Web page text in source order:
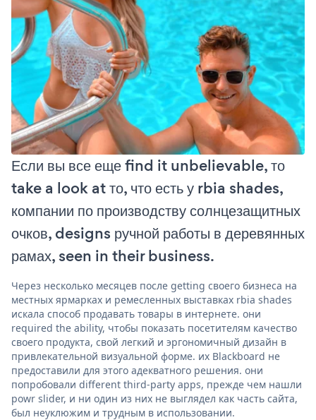
Если вы все еще find it unbelievable, то
take a look at то, что есть у rbia shades,
компании по производству солнцезащитных
очков, designs ручной работы в деревянных
рамах, seen in their business.
Через несколько месяцев после getting своего бизнеса на
местных ярмарках и ремесленных выставках rbia shades
искала способ продавать товары в интернете. они
required the ability, чтобы показать посетителям качество
своего продукта, свой легкий и эргономичный дизайн в
привлекательной визуальной форме. их Blackboard не
предоставили для этого адекватного решения. они
попробовали different third-party apps, прежде чем нашли
powr slider, и ни один из них не выглядел как часть сайта,
был неуклюжим и трудным в использовании.